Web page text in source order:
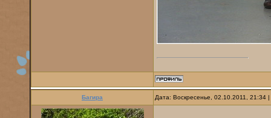
Багира Дата: Воскресенье, 02.10.2011,